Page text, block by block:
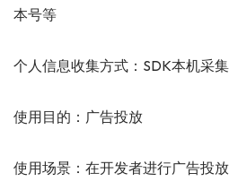
本号等
个人信息收集方式：SDK本机采集
使用目的：广告投放
使用场景：在开发者进行广告投